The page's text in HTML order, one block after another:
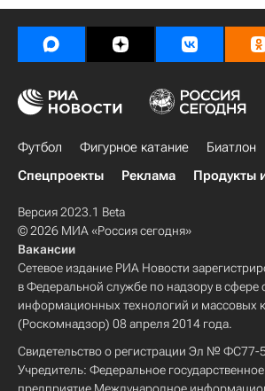
Футбол Фигурное катание Биатлон
Спецпроекты
Реклама Продукты
Версия 2023.1 Beta
© 2026 МИА «Россия сегодня»
Вакансии
Сетевое издание РИА Новости
в Федеральной службе по надзору в сфере
информационных технологий и массовых
(Роскомнадзор) 08 апреля 2014 года.
Свидетельство о регистрации Эл № ФС77-
Учредитель: Федеральное